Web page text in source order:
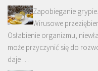
Zapobieganie
Wirusowe
Osłabienie organizmu,
może przyczynić się do
daje …